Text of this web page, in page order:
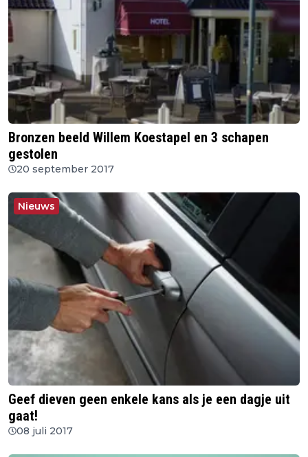
Bronzen beeld Willem Koestapel en 3 schapen
gestolen
20 september 2017
Nieuws
Geef dieven geen enkele kans als je een dagje uit
gaat!
08 juli 2017